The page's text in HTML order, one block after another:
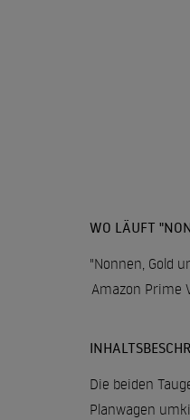
WO LÄUFT
"Nonnen, Gold
Amazon Prime
Die beiden
Planwagen